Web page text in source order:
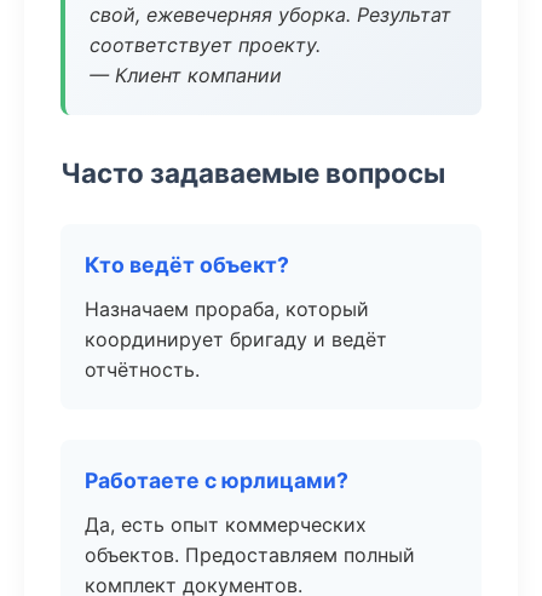
свой, ежевечерняя уборка. Результат
соответствует проекту.
— Клиент компании
Часто задаваемые вопросы
Кто ведёт объект?
Назначаем прораба, который
координирует бригаду и ведёт
отчётность.
Работаете с юрлицами?
Да, есть опыт коммерческих
объектов. Предоставляем полный
комплект документов.